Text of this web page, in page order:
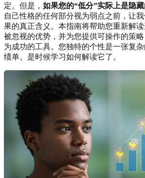
定。但是， 如果您的“低分”实际上是隐
自己性格的任何部分视为弱点之前，让
果的真正含义。本指南将帮助您重新解
被忽视的优势，并为您提供可操作的策
为成功的工具。您独特的个性是一张复
绩单。是时候学习如何解读它了。